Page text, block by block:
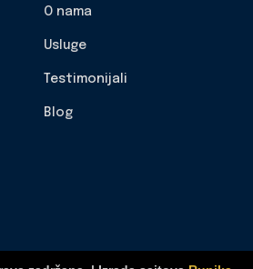
O nama
Usluge
Testimonijali
Blog